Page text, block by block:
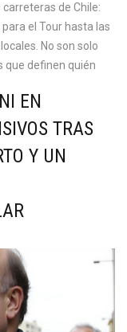
de Chile:
el Tour hasta las
No son solo
que definen quién
EN
TRAS
Y UN